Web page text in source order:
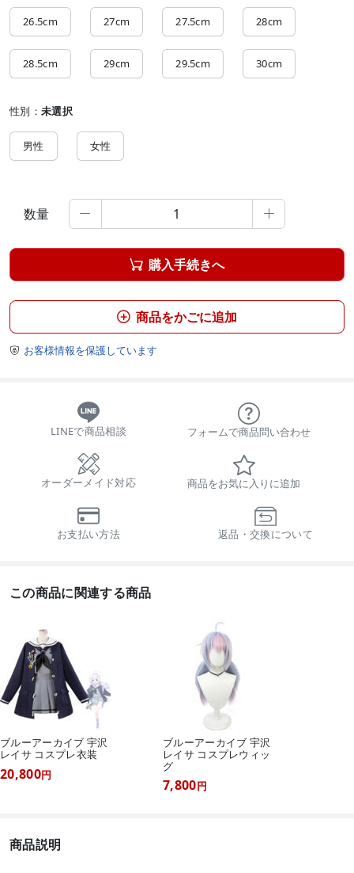
26.5cm 27cm 27.5cm 28cm
28.5cm 29cm 29.5cm 30cm
性別： 未選択
男性 女性
数量  
 購入手続きへ
 商品をかごに追加
 お客様情報を保護しています
LINEで商品相談 フォームで商品問い合わせ
オーダーメイド対応 商品をお気に入りに追加
お支払い方法 返品・交換について
この商品に関連する商品
ブルーアーカイブ 宇沢
レイサ コスプレ衣装
20,800円
ブルーアーカイブ 宇沢
レイサ コスプレウィッ
グ
7,800円
商品説明